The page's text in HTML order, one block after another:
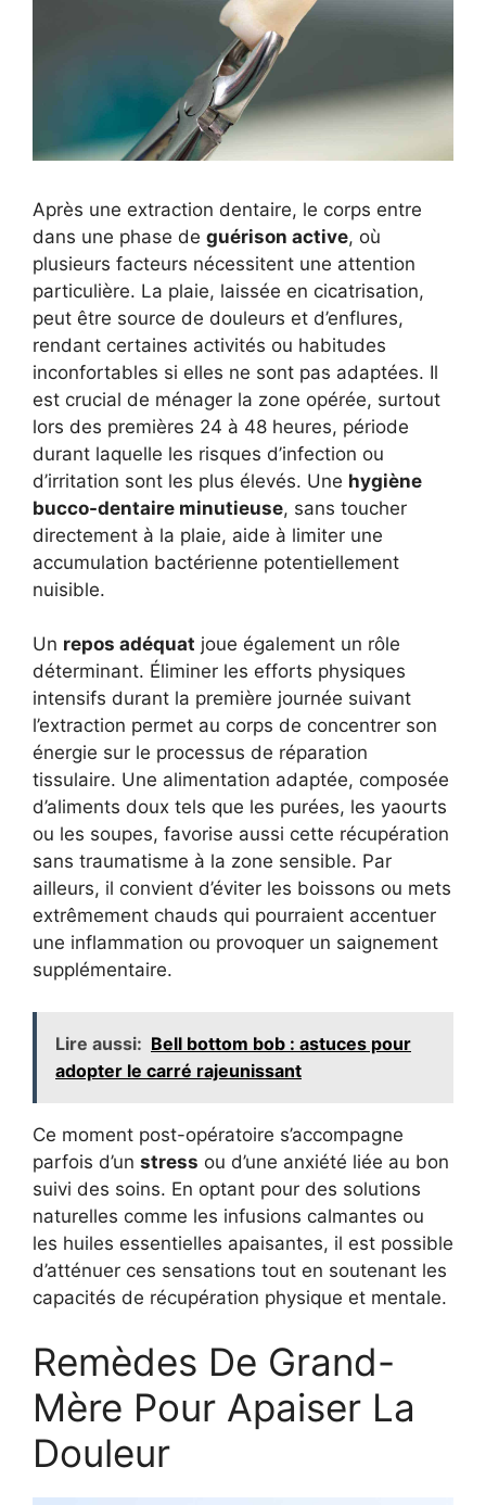
Après une extraction dentaire, le corps entre
dans une phase de guérison active, où
plusieurs facteurs nécessitent une attention
particulière. La plaie, laissée en cicatrisation,
peut être source de douleurs et d’enflures,
rendant certaines activités ou habitudes
inconfortables si elles ne sont pas adaptées. Il
est crucial de ménager la zone opérée, surtout
lors des premières 24 à 48 heures, période
durant laquelle les risques d’infection ou
d’irritation sont les plus élevés. Une hygiène
bucco-dentaire minutieuse, sans toucher
directement à la plaie, aide à limiter une
accumulation bactérienne potentiellement
nuisible.
Un repos adéquat joue également un rôle
déterminant. Éliminer les efforts physiques
intensifs durant la première journée suivant
l’extraction permet au corps de concentrer son
énergie sur le processus de réparation
tissulaire. Une alimentation adaptée, composée
d’aliments doux tels que les purées, les yaourts
ou les soupes, favorise aussi cette récupération
sans traumatisme à la zone sensible. Par
ailleurs, il convient d’éviter les boissons ou mets
extrêmement chauds qui pourraient accentuer
une inflammation ou provoquer un saignement
supplémentaire.
Lire aussi: Bell bottom bob : astuces pour
adopter le carré rajeunissant
Ce moment post-opératoire s’accompagne
parfois d’un stress ou d’une anxiété liée au bon
suivi des soins. En optant pour des solutions
naturelles comme les infusions calmantes ou
les huiles essentielles apaisantes, il est possible
d’atténuer ces sensations tout en soutenant les
capacités de récupération physique et mentale.
Remèdes De Grand-
Mère Pour Apaiser La
Douleur